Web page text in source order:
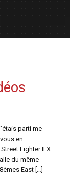
parti me
en
Fighter II X
du même
East […]